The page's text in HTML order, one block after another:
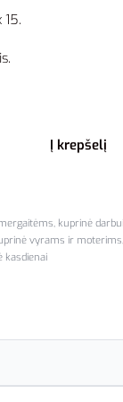
Į krepšelį
, kuprinė darbui
vyrams ir moterims,
kasdienai